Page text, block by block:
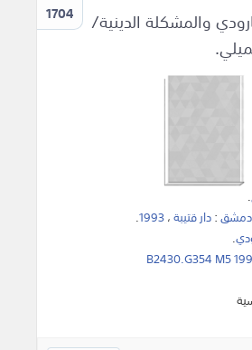
1704
والمشكلة الدينية/
.
دمشق:دار قتيبة،1993
.
.
B2430.G354 M5